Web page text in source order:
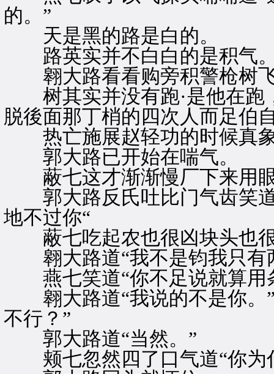
的。”
天是黑的路是白的。
路英实并不白白的是积气
翱大路看看购旁积警枪树
树其实并没有跑·是他在跑
脱後面那丁梢的四次人而足伯
热亡施展赵轻功的时候真
郭大路已开始在喘气。
蔽七这才渐渐慢厂下来用眼
郭大路反氏吐比门气齿笑道
地不过你“
蔽七吃起农也很凶块头也很
翱大路道“我不是钧我只有
燕七笑道“你不足说就算用
翱大路道“我说的不是你。”
不行？”
郭大路道“当然。”
颊七忽然四了口气道“你为